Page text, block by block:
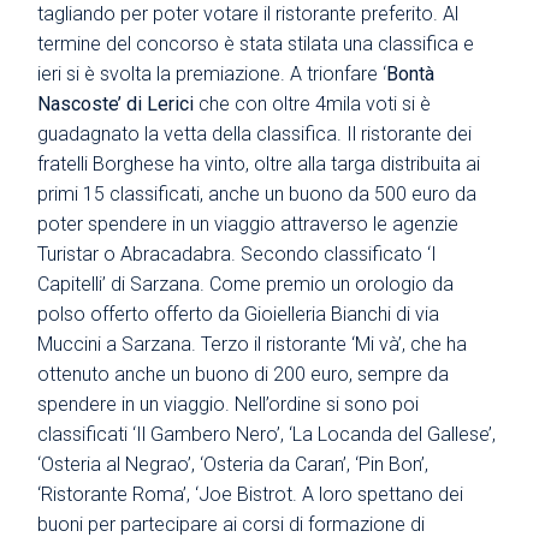
tagliando per poter votare il ristorante preferito. Al
termine del concorso è stata stilata una classifica e
ieri si è svolta la premiazione. A trionfare ‘Bontà
Nascoste’ di Lerici che con oltre 4mila voti si è
guadagnato la vetta della classifica. Il ristorante dei
fratelli Borghese ha vinto, oltre alla targa distribuita ai
primi 15 classificati, anche un buono da 500 euro da
poter spendere in un viaggio attraverso le agenzie
Turistar o Abracadabra. Secondo classificato ‘I
Capitelli’ di Sarzana. Come premio un orologio da
polso offerto offerto da Gioielleria Bianchi di via
Muccini a Sarzana. Terzo il ristorante ‘Mi và’, che ha
ottenuto anche un buono di 200 euro, sempre da
spendere in un viaggio. Nell’ordine si sono poi
classificati ‘Il Gambero Nero’, ‘La Locanda del Gallese’,
‘Osteria al Negrao’, ‘Osteria da Caran’, ‘Pin Bon’,
‘Ristorante Roma’, ‘Joe Bistrot. A loro spettano dei
buoni per partecipare ai corsi di formazione di